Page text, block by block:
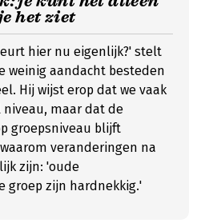
het ziet
hier nu eigenlijk?' stelt
weinig aandacht besteden
Hij wijst erop dat we vaak
maar dat de
groepsniveau blijft
veranderingen na
zijn: 'oude
groep zijn hardnekkig.'